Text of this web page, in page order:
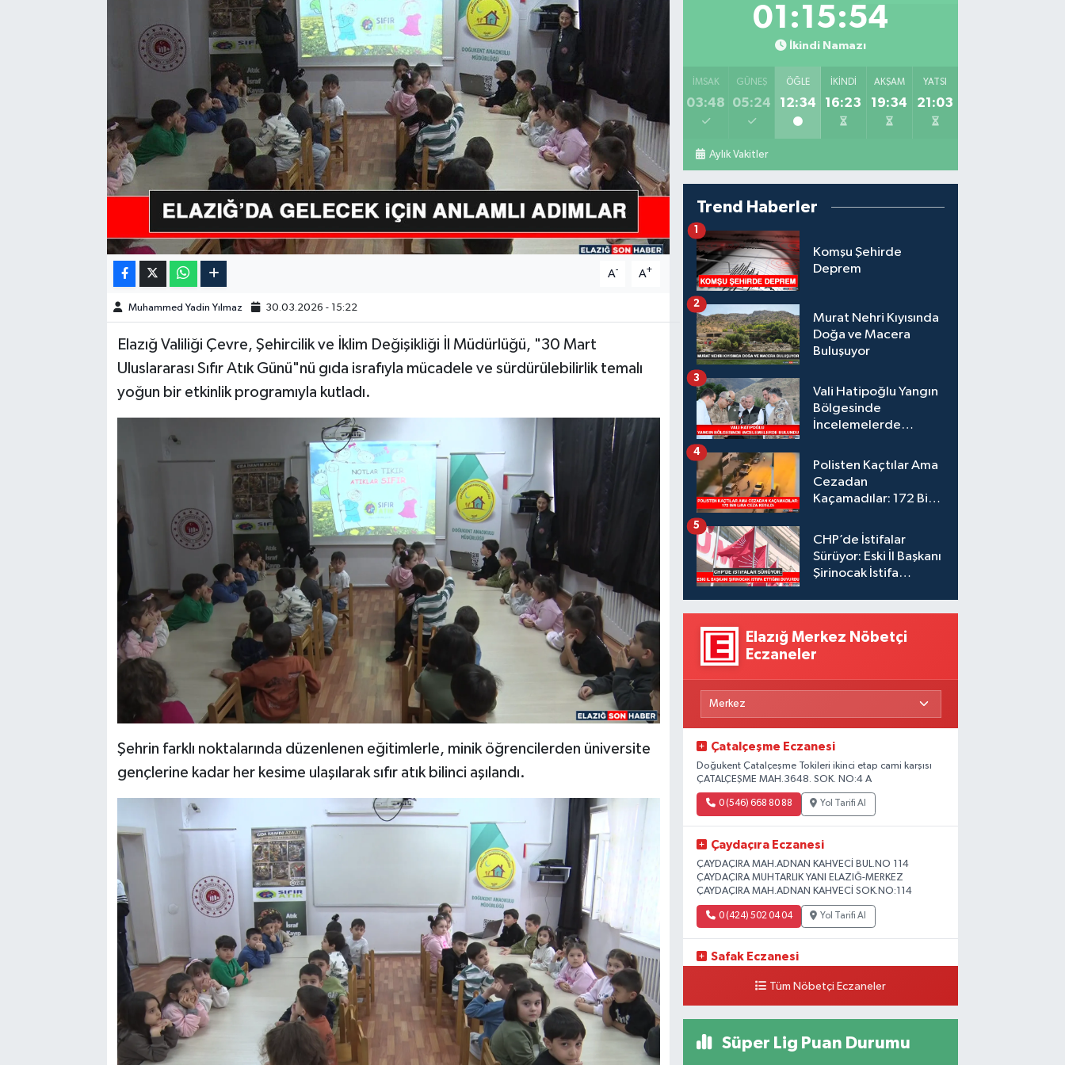
A- A+
Muhammed Yadin Yılmaz 30.03.2026 - 15:22
Elazığ Valiliği Çevre, Şehircilik ve İklim Değişikliği İl Müdürlüğü, "30 Mart
Uluslararası Sıfır Atık Günü"nü gıda israfıyla mücadele ve sürdürülebilirlik temalı
yoğun bir etkinlik programıyla kutladı.
Şehrin farklı noktalarında düzenlenen eğitimlerle, minik öğrencilerden üniversite
gençlerine kadar her kesime ulaşılarak sıfır atık bilinci aşılandı.
01:15:53
İkindi Namazı
İMSAK
03:48
GÜNEŞ
05:24
ÖĞLE
12:34
İKINDI
16:23
AKŞAM
19:34
YATSI
21:03
Aylık Vakitler
Trend Haberler
Komşu Şehirde
Deprem
1
Murat Nehri Kıyısında
Doğa ve Macera
Buluşuyor
2
Vali Hatipoğlu Yangın
Bölgesinde
İncelemelerde
3
Polisten Kaçtılar Ama
Cezadan
Kaçamadılar: 172 Bin
4
CHP’de İstifalar
Sürüyor: Eski İl Başkanı
Şirinocak İstifa
5
Elazığ Merkez Nöbetçi
Eczaneler
Çatalçeşme Eczanesi
Doğukent Çatalçeşme Tokileri ikinci etap cami karşısı
ÇATALÇEŞME MAH.3648. SOK. NO:4 A
0 (546) 668 80 88 Yol Tarifi Al
Çaydaçıra Eczanesi
ÇAYDAÇIRA MAH.ADNAN KAHVECİ BUL.NO 114
ÇAYDAÇIRA MUHTARLIK YANI ELAZIĞ-MERKEZ
ÇAYDAÇIRA MAH.ADNAN KAHVECİ SOK.NO:114
0 (424) 502 04 04 Yol Tarifi Al
Safak Eczanesi
Elıf Eczanesi
Tüm Nöbetçi Eczaneler
Süper Lig Puan Durumu
HABERDE İNSAN
MAGAZİN